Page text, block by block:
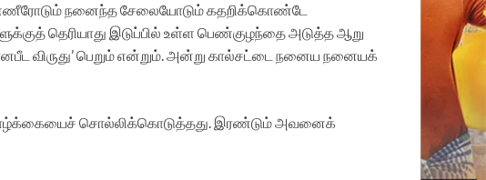
கண்ணீரோடும் நனைந்த சேலையோடும் கதறிக்கொண்டே
தெரியாது இடுப்பில் உள்ள பெண்குழந்தை அடுத்த ஆறு
விருது’ பெறும் என்றும். அன்று கால்சட்டை நனைய நனையக்
வாழ்க்கையைச் சொல்லிக்கொடுத்தது. இரண்டும் அவனைக்